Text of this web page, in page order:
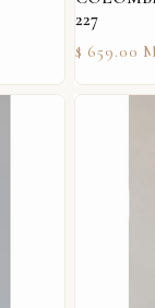
227
Precio
habitual
$ 659.00